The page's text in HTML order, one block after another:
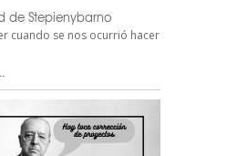
de Stepienybarno
cuando se nos ocurrió hacer